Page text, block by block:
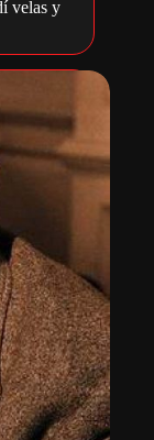
velas y